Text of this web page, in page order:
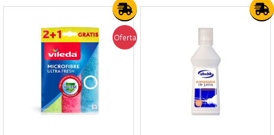
Oferta